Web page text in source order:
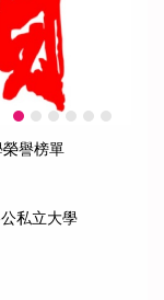
譽榜單
私立大學